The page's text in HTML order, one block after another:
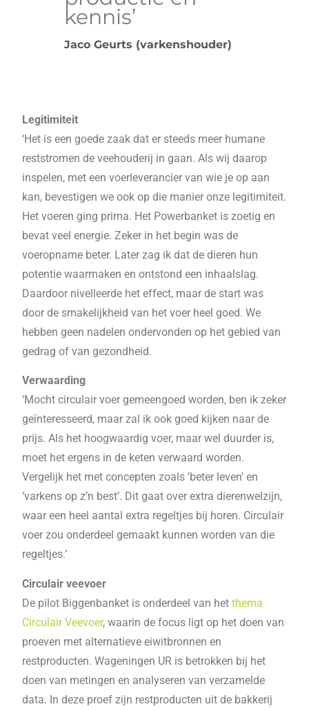
kennis’
Jaco Geurts (varkenshouder)
Legitimiteit
‘Het is een goede zaak dat er steeds meer humane
reststromen de veehouderij in gaan. Als wij daarop
inspelen, met een voerleverancier van wie je op aan
kan, bevestigen we ook op die manier onze legitimiteit.
Het voeren ging prima. Het Powerbanket is zoetig en
bevat veel energie. Zeker in het begin was de
voeropname beter. Later zag ik dat de dieren hun
potentie waarmaken en ontstond een inhaalslag.
Daardoor nivelleerde het effect, maar de start was
door de smakelijkheid van het voer heel goed. We
hebben geen nadelen ondervonden op het gebied van
gedrag of van gezondheid.
Verwaarding
‘Mocht circulair voer gemeengoed worden, ben ik zeker
geïnteresseerd, maar zal ik ook goed kijken naar de
prijs. Als het hoogwaardig voer, maar wel duurder is,
moet het ergens in de keten verwaard worden.
Vergelijk het met concepten zoals ‘beter leven’ en
‘varkens op z’n best’. Dit gaat over extra dierenwelzijn,
waar een heel aantal extra regeltjes bij horen. Circulair
voer zou onderdeel gemaakt kunnen worden van die
regeltjes.’
Circulair veevoer
De pilot Biggenbanket is onderdeel van hetthema
Circulair Veevoer, waarin de focus ligt op het doen van
proeven met alternatieve eiwitbronnen en
restproducten. Wageningen UR is betrokken bij het
doen van metingen en analyseren van verzamelde
data. In deze proef zijn restproducten uit de bakkerij